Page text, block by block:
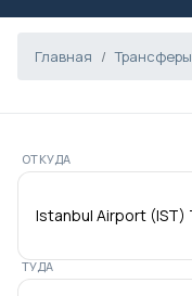
Главная Трансферы
ОТКУДА
ТУДА